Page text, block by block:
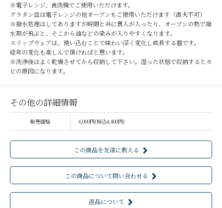
※電子レンジ、食洗機でご使用いただけます。
グラタン皿は電子レンジの他オーブンもご使用いただけます（直火不可）
※撥水処理はしてありますが時間と共に貫入が入ったり、オーブンの熱で撥
水剤が飛ぶと、そこから油などの染みが入りやすくなります。
スリップウェアは、使い込むことで味わい深く変化し成長する器です。
経年の変化も楽しんで頂ければと思います。
※洗浄後はよく乾燥させてから収納して下さい。湿った状態で収納するとカ
ビの原因になります。
その他の詳細情報
販売価格 4,000円(税込4,400円)
この商品を友達に教える
この商品について問い合わせる
返品について